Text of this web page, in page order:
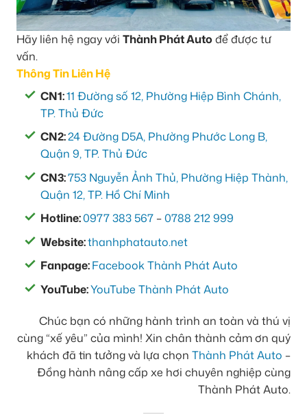
Hãy liên hệ ngay với Thành Phát Auto để được tư
vấn.
Thông Tin Liên Hệ
CN1:11 Đường số 12, Phường Hiệp Bình Chánh,
TP. Thủ Đức
CN2:24 Đường D5A, Phường Phước Long B,
Quận 9, TP. Thủ Đức
CN3:753 Nguyễn Ảnh Thủ, Phường Hiệp Thành,
Quận 12, TP. Hồ Chí Minh
Hotline:0977 383 567 –0788 212 999
Website:thanhphatauto.net
Fanpage:Facebook Thành Phát Auto
YouTube:YouTube Thành Phát Auto
Chúc bạn có những hành trình an toàn và thú vị
cùng “xế yêu” của mình! Xin chân thành cảm ơn quý
khách đã tin tưởng và lựa chọn Thành Phát Auto –
Đồng hành nâng cấp xe hơi chuyên nghiệp cùng
Thành Phát Auto.